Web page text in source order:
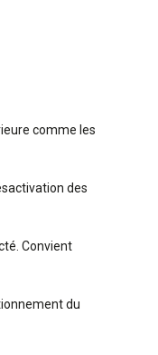
comme les
des
Convient
du